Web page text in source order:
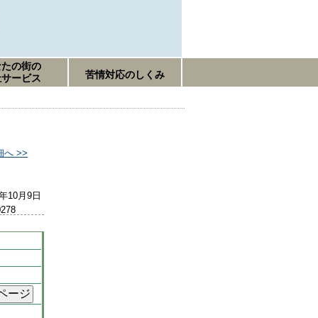
の街の
ービス
苦情対応のしくみ
へ >>
10月9日